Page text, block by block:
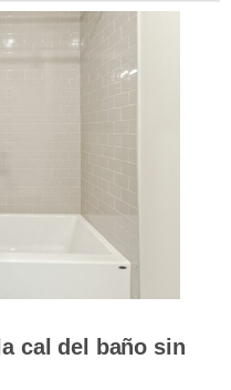
cal del baño sin